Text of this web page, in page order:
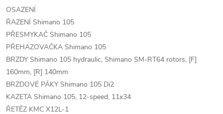
OSAZENÍ
ŘAZENÍ Shimano 105
PŘESMYKAČ Shimano 105
PŘEHAZOVAČKA Shimano 105
BRZDY Shimano 105 hydraulic, Shimano SM-RT64 rotors, [F]
160mm, [R] 140mm
BRZDOVÉ PÁKY Shimano 105 Di2
KAZETA Shimano 105, 12-speed, 11x34
ŘETĚZ KMC X12L-1